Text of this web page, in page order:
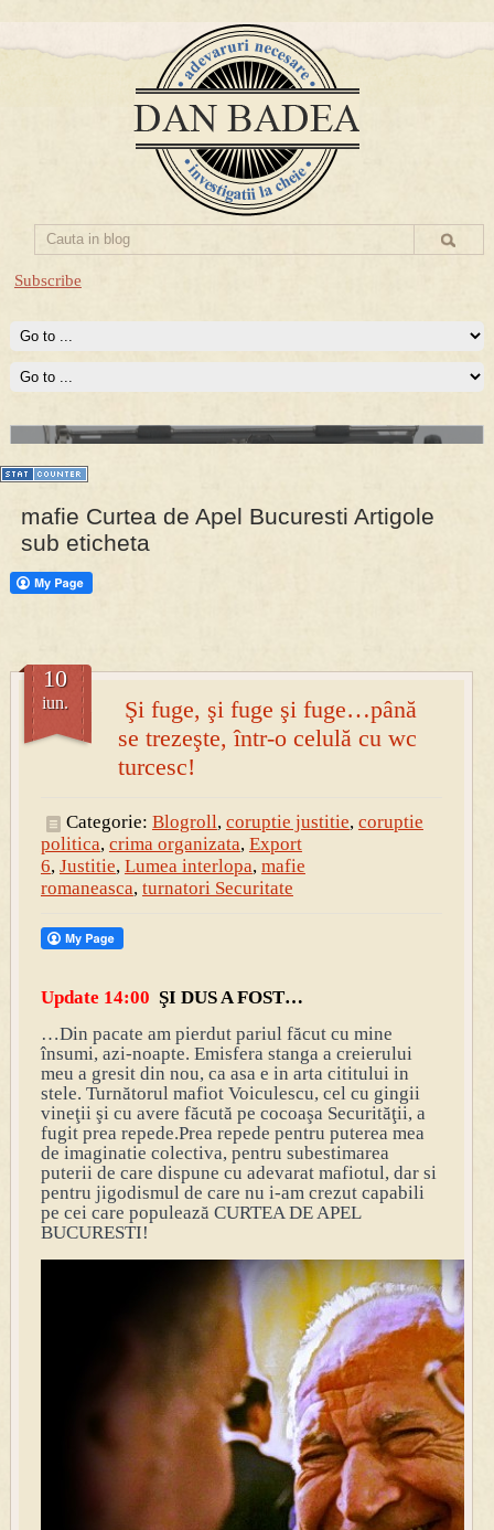
Subscribe
PRESA
Prima mea carte publicata (Nemira)
Averea Presedintelui: prima lucrare despre controversatele
conturi secrete ale Securitatii.
mafie Curtea de Apel Bucuresti Artigole
sub eticheta
Şi fuge, şi fuge şi fuge…până
se trezeşte, într-o celulă cu wc
turcesc!
10
iun.
Categorie: Blogroll, coruptie justitie, coruptie
politica, crima organizata, Export
6, Justitie, Lumea interlopa, mafie
romaneasca, turnatori Securitate
Update 14:00 ŞI DUS A FOST…
…Din pacate am pierdut pariul făcut cu mine
însumi, azi-noapte. Emisfera stanga a creierului
meu a gresit din nou, ca asa e in arta cititului in
stele. Turnătorul mafiot Voiculescu, cel cu gingii
vineţii şi cu avere făcută pe cocoaşa Securităţii, a
fugit prea repede.Prea repede pentru puterea mea
de imaginatie colectiva, pentru subestimarea
puterii de care dispune cu adevarat mafiotul, dar si
pentru jigodismul de care nu i-am crezut capabili
pe cei care populează CURTEA DE APEL
BUCURESTI!